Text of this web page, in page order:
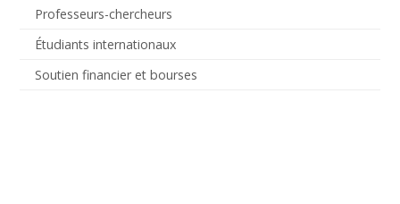
Professeurs-chercheurs
Étudiants internationaux
Soutien financier et bourses